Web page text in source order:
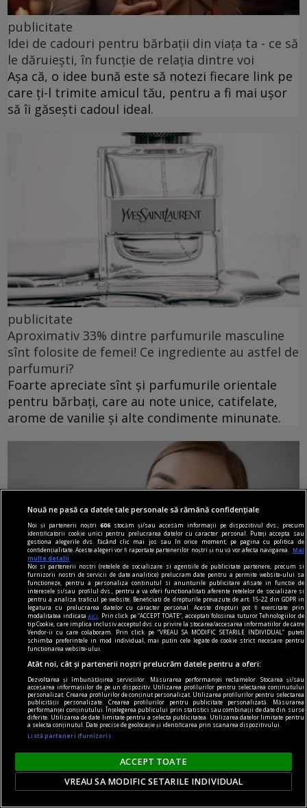
publicitate
Idei de cadouri pentru bărbații din viața ta - ce să
le dăruiești, în funcție de relația dintre voi
Așa că, o idee bună este să notezi fiecare link pe
care ți-l trimite amicul tău, pentru a fi mai ușor
să îi găsești cadoul ideal.
publicitate
Aproximativ 33% dintre parfumurile masculine
sînt folosite de femei! Ce ingrediente au astfel de
parfumuri?
Foarte apreciate sînt și parfumurile orientale
pentru bărbați, care au note unice, catifelate,
arome de vanilie și alte condimente minunate.
publicitate
6 produse de îngrijire care să nu îți lipsească din
trusa cosmetică
Toate acestea au proprietăți extraordinare și te
pot ajuta să îți menții pielea tînără și frumoasă
pentru cît mai mult timp.
Nouă ne pasă ca datele tale personale să rămână confidențiale
Noi și partenerii noștri606 stocăm și/sau accesăm informații pe dispozitivul dvs., precum
identificatorii cookie unici pentru prelucrarea datelor cu caracter personal. Puteți accepta sau
gestiona alegerile dvs. făcând clic mai jos sau în orice moment, pe pagina cu politica de
confidențialitate. Aceste alegeri vor fi raportate partenerilor noștri și nu vă vor afecta navigarea.
Mai
multe detalii
Noi si partenerii nostri (retelele de socializare si agentiile de publicitate partenere, precum si
furnizorii nostri de servicii de date analitice) prelucram date pentru a permite website-ului sa
functioneze, pentru a personaliza continutul si anunturile publicitare afisate in functie de
interesele si/sau profilul dvs., pentru a va oferi functionalitati aferente retelelor de socializare si
pentru a analiza traficul pe website. Beneficiati de drepturile prevazute de art. 15-22 din GDPR in
legatura cu prelucrarea datelor cu caracter personal. Aceste drepturi pot fi exercitate prin
modalitatea indicataaici
. Prin click pe “ACCEPT TOATE”, acceptati folosirea tuturor Tehnologiilor de
tip Cookie, care implica inclusiv acceptul dvs. cu privire la stocarea/accesarea informatiilor de catre
Vendor-ii cu care colaboram. Prin click pe “VREAU SA MODIFIC SETARILE INDIVIDUAL” puteti
schimba preferintele in mod individual, mai putin cele legate de cookie strict necesare pentru
functionarea website-ului.
Atât noi, cât și partenerii noștri prelucrăm datele pentru a oferi:
Dezvoltarea și îmbunătățirea serviciilor. Măsurarea performanței reclamelor. Stocarea și/sau
accesarea informațiilor de pe un dispozitiv. Utilizarea profilurilor pentru selectarea conținutului
personalizat. Crearea profilurilor de conținut personalizat. Utilizarea profilurilor pentru selectarea
publicității personalizate. Crearea profilurilor pentru publicitate personalizată. Măsurarea
performanței conținutului. Înțelegerea publicului prin statistici sau combinații de date din surse
diferite. Utilizarea de date limitate pentru a selecta publicitatea. Utilizarea datelor limitate pentru
a selecta conținutul. Date precise de geolocație și identificarea prin scanarea dispozitivului.
Listă parteneri (furnizori)
ACCEPT TOATE
VREAU SA MODIFIC SETARILE INDIVIDUAL